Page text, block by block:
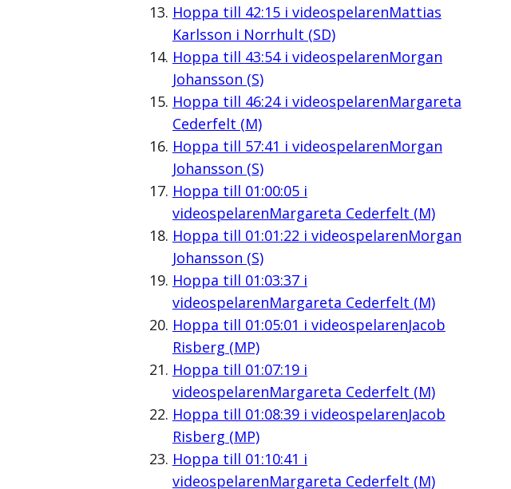
Hoppa till 42:15i videospelarenMattias
Karlsson i Norrhult (SD)
Hoppa till 43:54i videospelarenMorgan
Johansson (S)
Hoppa till 46:24i videospelarenMargareta
Cederfelt (M)
Hoppa till 57:41 i videospelarenMorgan
Johansson (S)
Hoppa till 01:00:05i
videospelarenMargareta Cederfelt (M)
Hoppa till 01:01:22 i videospelarenMorgan
Johansson (S)
Hoppa till 01:03:37i
videospelarenMargareta Cederfelt (M)
Hoppa till 01:05:01 i videospelarenJacob
Risberg (MP)
Hoppa till 01:07:19i
videospelarenMargareta Cederfelt (M)
Hoppa till 01:08:39i videospelarenJacob
Risberg (MP)
Hoppa till 01:10:41 i
videospelarenMargareta Cederfelt (M)